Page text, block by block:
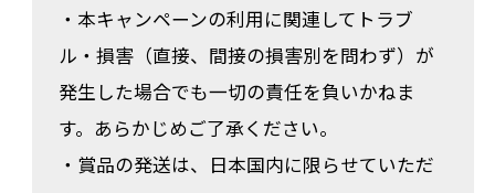
・本キャンペーンの利用に関連してトラブ
ル・損害（直接、間接の損害別を問わず）が
発生した場合でも一切の責任を負いかねま
す。あらかじめご了承ください。
・賞品の発送は、日本国内に限らせていただ